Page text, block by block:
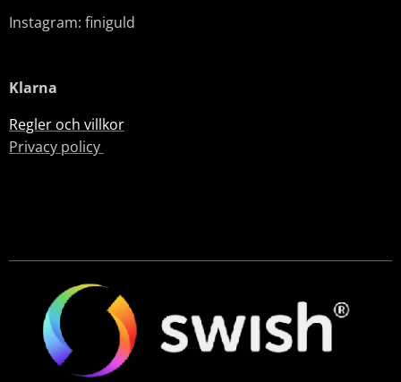
Instagram: finiguld
Klarna
Regler och villkor
Privacy policy